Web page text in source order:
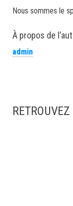
Nous sommes le
À propos de
admin